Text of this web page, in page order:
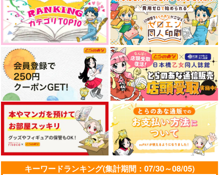
1番人気12.10倍
単勝1.7倍
629円（税込）
伊弉冉一二三×観音坂独歩
サンプル
作品詳細
【再販】quiet cage
meisouka
550円（税込）
サンプル
作品詳細
永久指名、喜んで！
マキビシ
275円（税込）
伊弉冉一二三×観音坂独歩
サンプル
作品詳細
キーワードランキング(集計期間：07/30～08/05)